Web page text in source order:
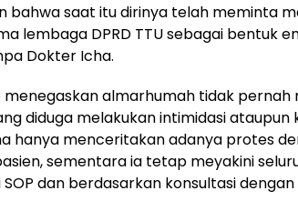
bahwa saat itu dirinya telah meminta
lembaga DPRD TTU sebagai bentuk
Dokter Icha.
menegaskan almarhumah tidak
diduga melakukan intimidasi ataupun
hanya menceritakan adanya protes
sementara ia tetap meyakini
dan berdasarkan konsultasi